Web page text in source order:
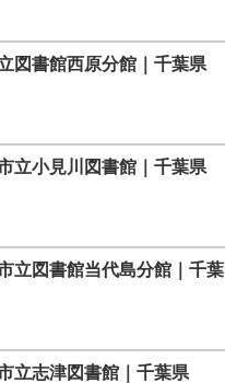
図書館西原分館｜千葉県
立小見川図書館｜千葉県
立図書館当代島分館｜千葉
立志津図書館｜千葉県